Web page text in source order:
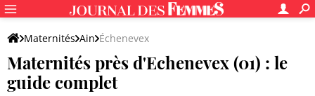
Maternités Ain Échenevex
Maternités près d'Echenevex (01) : le
guide complet